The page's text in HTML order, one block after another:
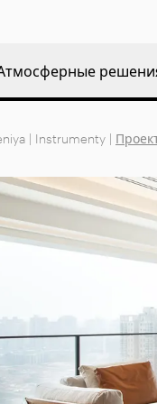
| Instrumenty |